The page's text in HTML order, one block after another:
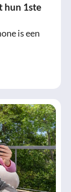
hun 1ste
is een